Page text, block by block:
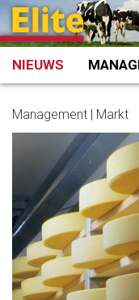
Spring
naar
inhoud
NIEUWS
Management | Markt